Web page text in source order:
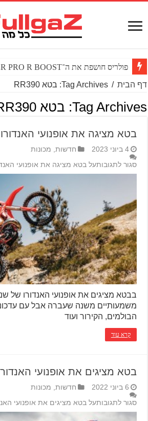
פולריס חושפת את ה־RZR PRO R BOOST טורבו
דף הבית / Tag Archives: בטא RR390
Tag Archives: בטא RR390
בטא מציגה את אופנועי האנדורו
4 ביוני 2023 חדשות מכונות
סגור לתגובותעל בטא מציגה את אופנועי
משמעותיים משנה שעברה אבל עם
הבולמים, הקירור ועוד
קרא עוד
בטא מציגים את אופנועי האנדורו
6 ביוני 2022 חדשות מכונות
סגור לתגובותעל בטא מציגים את אופנועי